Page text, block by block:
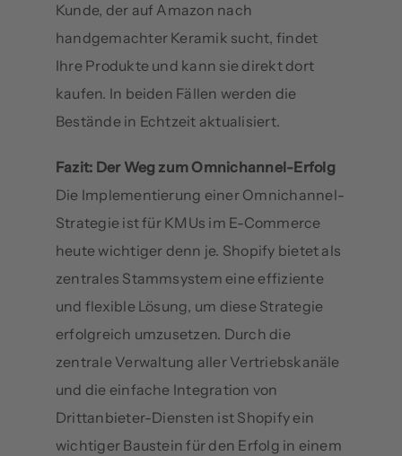
Kunde, der auf Amazon nach
handgemachter Keramik sucht, findet
Ihre Produkte und kann sie direkt dort
kaufen. In beiden Fällen werden die
Bestände in Echtzeit aktualisiert.
Fazit: Der Weg zum Omnichannel-Erfolg
Die Implementierung einer Omnichannel-
Strategie ist für KMUs im E-Commerce
heute wichtiger denn je. Shopify bietet als
zentrales Stammsystem eine effiziente
und flexible Lösung, um diese Strategie
erfolgreich umzusetzen. Durch die
zentrale Verwaltung aller Vertriebskanäle
und die einfache Integration von
Drittanbieter-Diensten ist Shopify ein
wichtiger Baustein für den Erfolg in einem